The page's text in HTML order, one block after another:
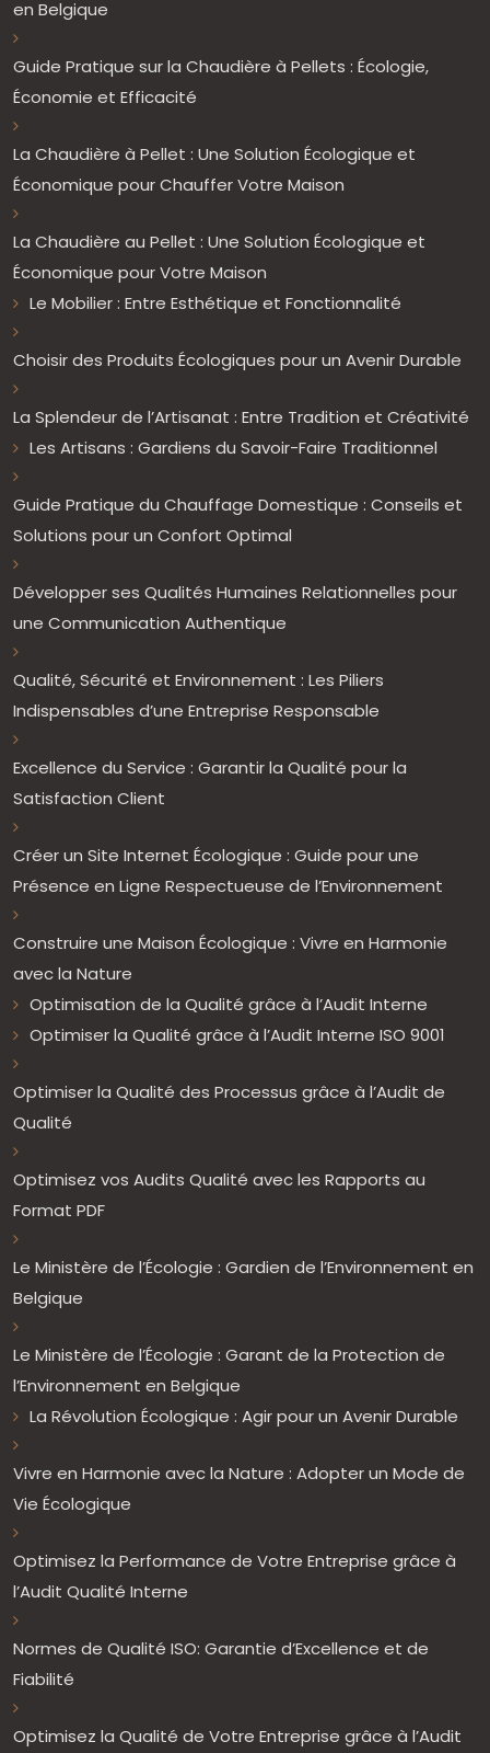
en Belgique
Guide Pratique sur la Chaudière à Pellets : Écologie,
Économie et Efficacité
La Chaudière à Pellet : Une Solution Écologique et
Économique pour Chauffer Votre Maison
La Chaudière au Pellet : Une Solution Écologique et
Économique pour Votre Maison
Le Mobilier : Entre Esthétique et Fonctionnalité
Choisir des Produits Écologiques pour un Avenir Durable
La Splendeur de l’Artisanat : Entre Tradition et Créativité
Les Artisans : Gardiens du Savoir-Faire Traditionnel
Guide Pratique du Chauffage Domestique : Conseils et
Solutions pour un Confort Optimal
Développer ses Qualités Humaines Relationnelles pour
une Communication Authentique
Qualité, Sécurité et Environnement : Les Piliers
Indispensables d’une Entreprise Responsable
Excellence du Service : Garantir la Qualité pour la
Satisfaction Client
Créer un Site Internet Écologique : Guide pour une
Présence en Ligne Respectueuse de l’Environnement
Construire une Maison Écologique : Vivre en Harmonie
avec la Nature
Optimisation de la Qualité grâce à l’Audit Interne
Optimiser la Qualité grâce à l’Audit Interne ISO 9001
Optimiser la Qualité des Processus grâce à l’Audit de
Qualité
Optimisez vos Audits Qualité avec les Rapports au
Format PDF
Le Ministère de l’Écologie : Gardien de l’Environnement en
Belgique
Le Ministère de l’Écologie : Garant de la Protection de
l’Environnement en Belgique
La Révolution Écologique : Agir pour un Avenir Durable
Vivre en Harmonie avec la Nature : Adopter un Mode de
Vie Écologique
Optimisez la Performance de Votre Entreprise grâce à
l’Audit Qualité Interne
Normes de Qualité ISO: Garantie d’Excellence et de
Fiabilité
Optimisez la Qualité de Votre Entreprise grâce à l’Audit